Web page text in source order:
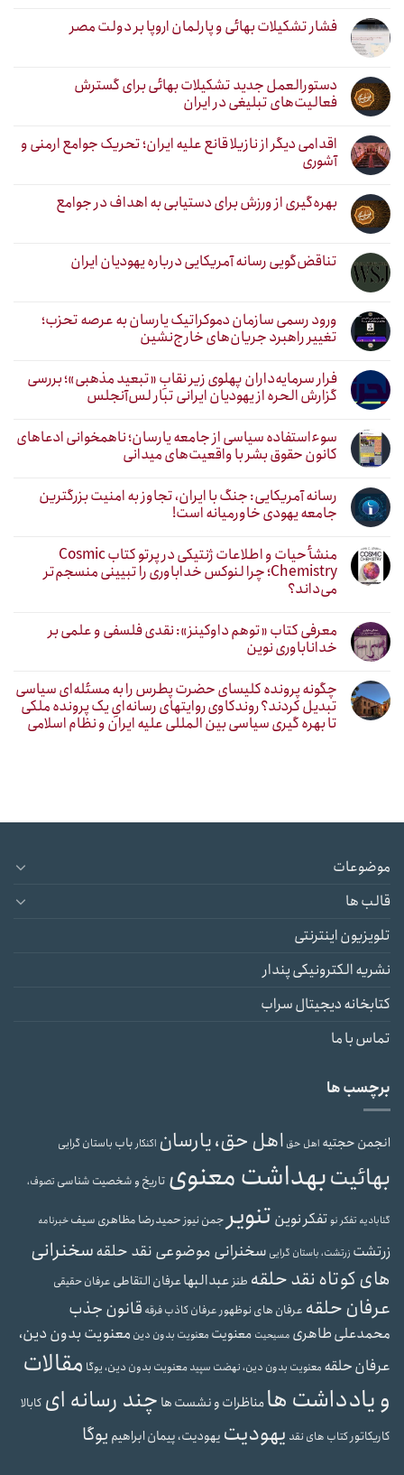
فشار تشکیلات بهائی و پارلمان اروپا بر دولت مصر
دستورالعمل جدید تشکیلات بهائی برای گسترش
فعالیت‌های تبلیغی در ایران
اقدامی دیگر از نازیلا قانع علیه ایران؛ تحریک جوامع ارمنی و
آشوری
بهره‌گیری از ورزش برای دستیابی به اهداف در جوامع
تناقض‌گویی رسانه آمریکایی درباره یهودیان ایران
ورود رسمی سازمان دموکراتیک یارسان به عرصه تحزب؛
تغییر راهبرد جریان‌های خارج‌نشین
فرار سرمایه‌داران پهلوی زیر نقابِ «تبعید مذهبی»؛ بررسی
گزارش الحره از یهودیان ایرانی تبار لس‌آنجلس
سوءاستفاده سیاسی از جامعه یارسان؛ ناهمخوانی ادعاهای
کانون حقوق بشر با واقعیت‌های میدانی
رسانه آمریکایی: جنگ با ایران، تجاوز به امنیت بزرگترین
جامعه یهودی خاورمیانه است!
منشأ حیات و اطلاعات ژنتیکی در پرتو کتاب Cosmic
Chemistry؛ چرا لنوکس خداباوری را تبیینی منسجم‌تر
می‌داند؟
معرفی کتاب «توهم داوکینز»: نقدی فلسفی و علمی بر
خداناباوری نوین
چگونه پرونده کلیسای حضرت پطرس را به مسئله‌ای سیاسی
تبدیل کردند؟ روندکاوی روایتهای رسانه‌ایِ یک پرونده ملکی
تا بهره گیری سیاسی بین المللی علیه ایران و نظام اسلامی
موضوعات
قالب ها
تلویزیون اینترنتی
نشریه الکترونیکی پندار
کتابخانه دیجیتال سراب
تماس با ما
برچسب ها
انجمن حجتیه اهل حق اهل حق، یارسان اکنکارباب باستان گرایی
بهائیتبهداشت معنوی تاریخ و شخصیت شناسی تصوف،
گنابادیه تفکر نوتفکر نوین تنویر جمن نیوزحمیدرضا مظاهری سیفخبرنامه
زرتشت زرتشت، باستان گرایی سخنرانی موضوعی نقد حلقهسخنرانی
های کوتاه نقد حلقه طنزعبدالبهاعرفان التقاطی عرفان حقیقی
عرفان حلقه عرفان های نوظهورعرفان کاذبفرقه قانون جذب
محمدعلی طاهری مسیحیت معنویت معنویت بدون دین معنویت بدون دین،
عرفان حلقه معنویت بدون دین، نهضت سپیدمعنویت بدون دین، یوگا مقالات
و یادداشت هامناظرات و نشست ها چند رسانه ای کابالا
کاریکاتورکتاب های نقد یهودیت یهودیت، پیمان ابراهیم یوگا